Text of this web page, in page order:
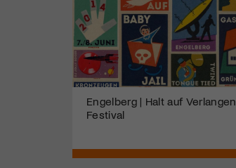
Engelberg | Halt auf Verlangen
Festival